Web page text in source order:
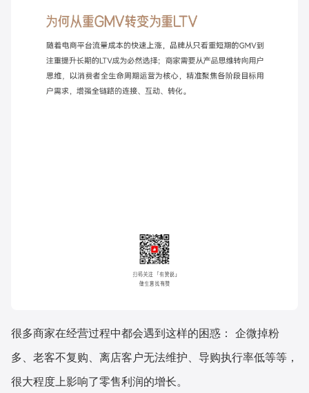
很多商家在经营过程中都会遇到这样的困惑： 企微掉粉
多、老客不复购、离店客户无法维护、导购执行率低等等，
很大程度上影响了零售利润的增长。